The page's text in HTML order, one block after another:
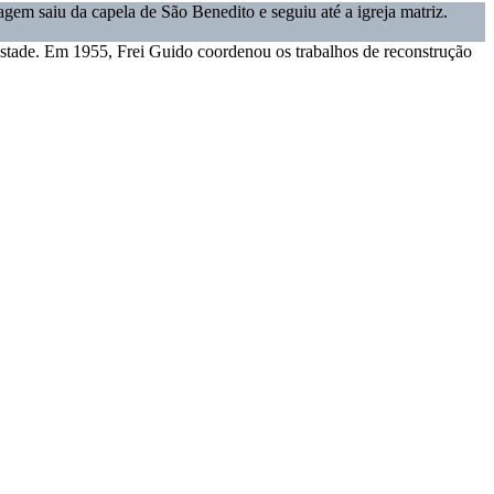
saiu da capela de São Benedito e seguiu até a igreja matriz.
Em 1955, Frei Guido coordenou os trabalhos de reconstrução